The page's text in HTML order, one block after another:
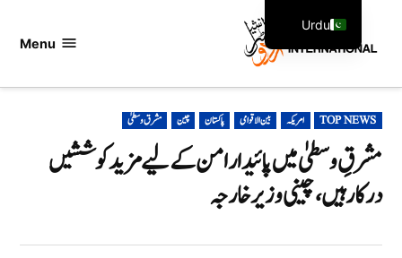
Menu
POSTED
IN
TOP NEWS امریکہ بین الاقوامی پاکستان چین مشرق وسطیٰ
مشرقِ وسطیٰ میں پائیدار امن کے لیے مزید کوششیں
درکار ہیں، چینی وزیر خارجہ
Urdu
English